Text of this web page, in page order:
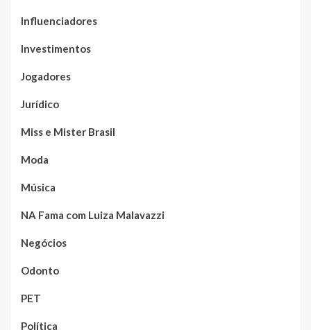
Influenciadores
Investimentos
Jogadores
Jurídico
Miss e Mister Brasil
Moda
Música
NA Fama com Luiza Malavazzi
Negócios
Odonto
PET
Política